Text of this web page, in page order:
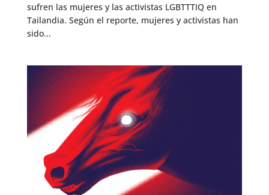
sufren las mujeres y las activistas LGBTTTIQ en
Tailandia. Según el reporte, mujeres y activistas han
sido...